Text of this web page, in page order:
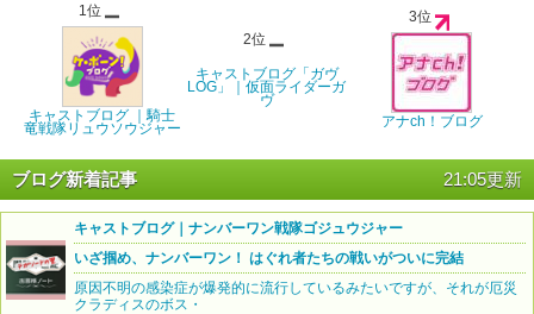
1位
キャストブログ ｜騎士
竜戦隊リュウソウジャー
2位
キャストブログ「ガヴ
LOG」｜仮面ライダーガ
ヴ
3位
アナch！ブログ
ブログ新着記事 21:05更新
キャストブログ｜ナンバーワン戦隊ゴジュウジャー
いざ掴め、ナンバーワン！ はぐれ者たちの戦いがついに完結
原因不明の感染症が爆発的に流行しているみたいですが、それが厄災
クラディスのボス・